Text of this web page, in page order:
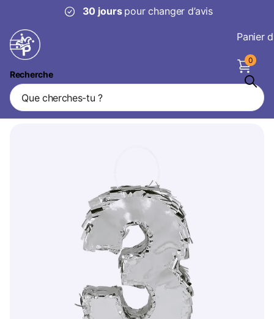
30 jours pour changer d’avis
Recherche
Panier
0
Pinata 3 ans argent
Marque Boland